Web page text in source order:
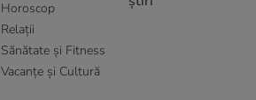
Horoscop
Relații
Sănătate și Fitness
Vacanțe și Cultură